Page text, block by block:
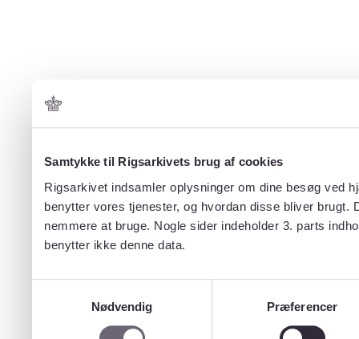
Samtykke til Rigsarkivets brug af cookies
Rigsarkivet indsamler oplysninger om dine besøg ved
benytter vores tjenester, og hvordan disse bliver
nemmere at bruge. Nogle sider indeholder 3. parts
benytter ikke denne data.
Nødvendig
Præferencer